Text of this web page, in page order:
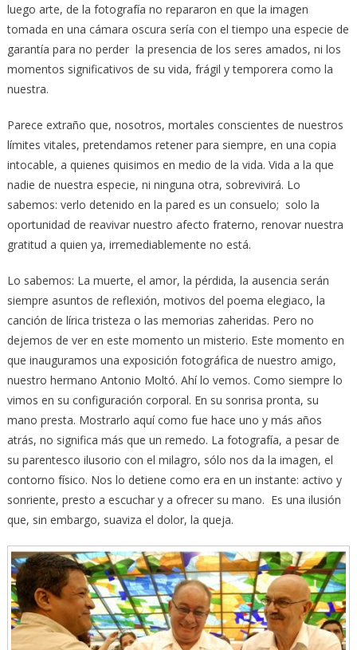
luego arte, de la fotografía no repararon en que la imagen
tomada en una cámara oscura sería con el tiempo una especie de
garantía para no perder la presencia de los seres amados, ni los
momentos significativos de su vida, frágil y temporera como la
nuestra.
Parece extraño que, nosotros, mortales conscientes de nuestros
límites vitales, pretendamos retener para siempre, en una copia
intocable, a quienes quisimos en medio de la vida. Vida a la que
nadie de nuestra especie, ni ninguna otra, sobrevivirá. Lo
sabemos: verlo detenido en la pared es un consuelo; solo la
oportunidad de reavivar nuestro afecto fraterno, renovar nuestra
gratitud a quien ya, irremediablemente no está.
Lo sabemos: La muerte, el amor, la pérdida, la ausencia serán
siempre asuntos de reflexión, motivos del poema elegiaco, la
canción de lírica tristeza o las memorias zaheridas. Pero no
dejemos de ver en este momento un misterio. Este momento en
que inauguramos una exposición fotográfica de nuestro amigo,
nuestro hermano Antonio Moltó. Ahí lo vemos. Como siempre lo
vimos en su configuración corporal. En su sonrisa pronta, su
mano presta. Mostrarlo aquí como fue hace uno y más años
atrás, no significa más que un remedo. La fotografía, a pesar de
su parentesco ilusorio con el milagro, sólo nos da la imagen, el
contorno físico. Nos lo detiene como era en un instante: activo y
sonriente, presto a escuchar y a ofrecer su mano. Es una ilusión
que, sin embargo, suaviza el dolor, la queja.